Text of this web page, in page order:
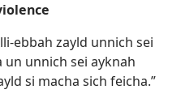
ebbah zayld unnich sei
unnich sei ayknah
si macha sich feicha.”​